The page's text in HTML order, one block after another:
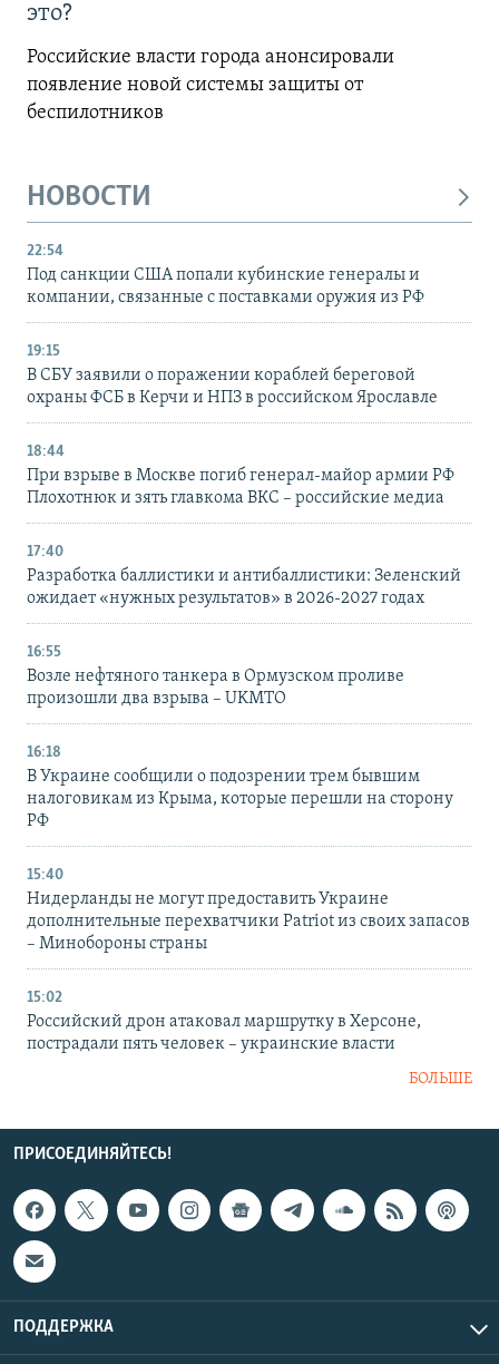
это?
Российские власти города анонсировали
появление новой системы защиты от
беспилотников
НОВОСТИ
22:54
Под санкции США попали кубинские генералы и
компании, связанные с поставками оружия из РФ
19:15
В СБУ заявили о поражении кораблей береговой
охраны ФСБ в Керчи и НПЗ в российском Ярославле
18:44
При взрыве в Москве погиб генерал-майор армии РФ
Плохотнюк и зять главкома ВКС – российские медиа
17:40
Разработка баллистики и антибаллистики: Зеленский
ожидает «нужных результатов» в 2026-2027 годах
16:55
Возле нефтяного танкера в Ормузском проливе
произошли два взрыва – UKMTO
16:18
В Украине сообщили о подозрении трем бывшим
налоговикам из Крыма, которые перешли на сторону
РФ
15:40
Нидерланды не могут предоставить Украине
дополнительные перехватчики Patriot из своих запасов
– Минобороны страны
15:02
Российский дрон атаковал маршрутку в Херсоне,
пострадали пять человек – украинские власти
БОЛЬШЕ
ПРИСОЕДИНЯЙТЕСЬ!
ПОДДЕРЖКА